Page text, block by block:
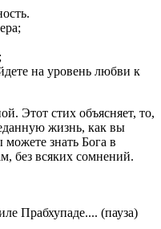
на уровень любви к
Этот стих объясняет, то,
жизнь, как вы
знать Бога в
без всяких сомнений.
Прабхупаде.... (пауза)